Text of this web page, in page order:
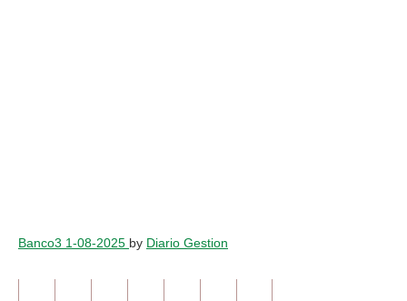
Banco3 1-08-2025 by Diario Gestion